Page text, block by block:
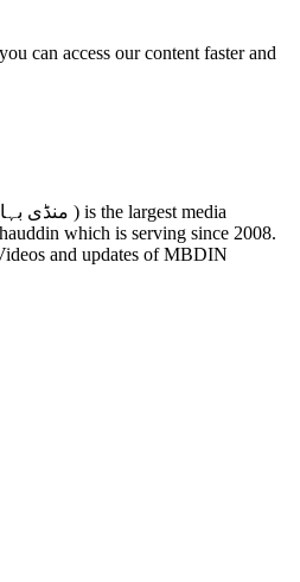
can access our content faster and
which is serving since 2008.
and updates of MBDIN